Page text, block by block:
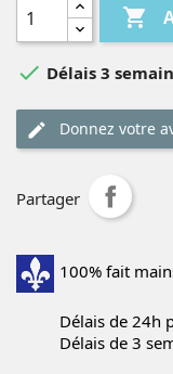

 Délais 3
Donnez votre
Partager
100% fait
Délais de 24h
Délais de 3